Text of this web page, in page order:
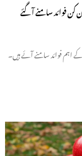
فوائد سامنے آگئے
فوائد سامنے آئے ہیں۔